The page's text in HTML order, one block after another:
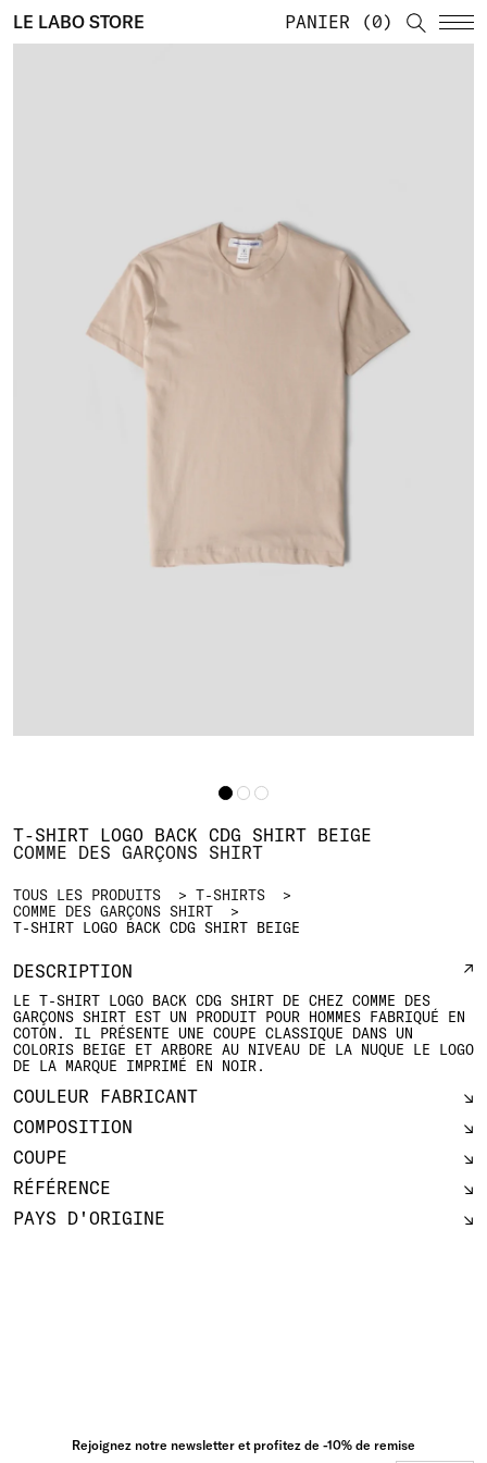
LE LABO STORE PANIER 0
TOUS LES PRODUITS
T-SHIRTS
COMME DES GARÇONS SHIRT
T-SHIRT LOGO BACK CDG SHIRT BEIGE
T-SHIRT LOGO BACK CDG SHIRT BEIGE
COMME DES GARÇONS SHIRT
DESCRIPTION
LE T-SHIRT LOGO BACK CDG SHIRT DE CHEZ COMME DES
GARÇONS SHIRT EST UN PRODUIT POUR HOMMES FABRIQUÉ EN
COTON. IL PRÉSENTE UNE COUPE CLASSIQUE DANS UN
COLORIS BEIGE ET ARBORE AU NIVEAU DE LA NUQUE LE LOGO
DE LA MARQUE IMPRIMÉ EN NOIR.
COULEUR FABRICANT
COMPOSITION
COUPE
RÉFÉRENCE
PAYS D'ORIGINE
Rejoignez notre newsletter et profitez de -10% de remise